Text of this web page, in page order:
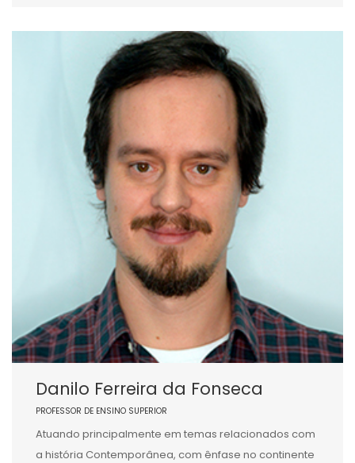
Danilo Ferreira da Fonseca
PROFESSOR DE ENSINO SUPERIOR
Atuando principalmente em temas relacionados com
a história Contemporânea, com ênfase no continente